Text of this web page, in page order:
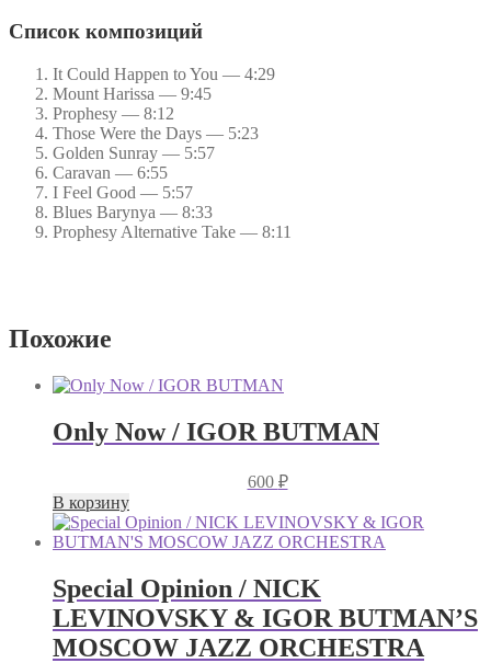
Список композиций
It Could Happen to You — 4:29
Mount Harissa — 9:45
Prophesy — 8:12
Those Were the Days — 5:23
Golden Sunray — 5:57
Caravan — 6:55
I Feel Good — 5:57
Blues Barynya — 8:33
Prophesy Alternative Take — 8:11
Похожие
Only Now / IGOR BUTMAN
600 ₽
В корзину
Special Opinion / NICK
LEVINOVSKY & IGOR BUTMAN’S
MOSCOW JAZZ ORCHESTRA